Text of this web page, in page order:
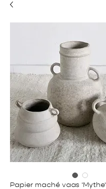
Papier maché vaas 'Mythe'